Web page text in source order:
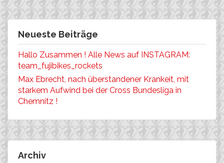
Neueste Beiträge
Hallo Zusammen ! Alle News auf INSTAGRAM:
team_fujibikes_rockets
Max Ebrecht, nach überstandener Krankeit, mit
starkem Aufwind bei der Cross Bundesliga in
Chemnitz !
Archiv